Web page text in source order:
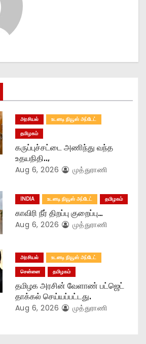
அரசியல்
உடனடி நியூஸ் அப்டேட்
தமிழகம்
கருப்புச்சட்டை அணிந்து வந்த
உதயநிதி..,
Aug 6, 2026 முத்துராணி
INDIA உடனடி நியூஸ் அப்டேட் தமிழகம்
காவிரி நீர் திறப்பு குறைப்பு…
Aug 6, 2026 முத்துராணி
அரசியல்
உடனடி நியூஸ் அப்டேட்
சென்னை
தமிழகம்
தமிழக அரசின் வேளாண் பட்ஜெட்
தாக்கல் செய்யப்பட்டது.
Aug 6, 2026 முத்துராணி